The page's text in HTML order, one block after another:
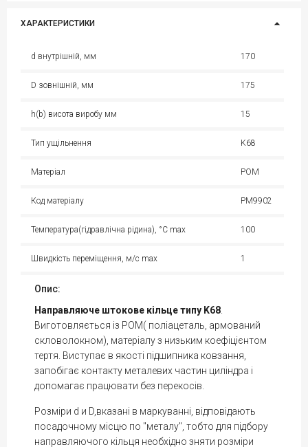
ХАРАКТЕРИСТИКИ
d внутрішній, мм 170
D зовнішній, мм 175
h(b) висота виробу мм 15
Тип ущільнення K68
Матеріал POM
Код матеріалу PM9902
Температура(гідравлічна рідина), °С max 100
Швидкість переміщення, м/с max 1
Опис:
Направляюче штокове кільце типу K68
Виготовляється із POM( поліацеталь, армований
скловолокном), матеріалу з низьким коефіцієнтом
тертя. Виступає в якості підшипника ковзання,
запобігає контакту металевих частин циліндра і
допомагає працювати без перекосів.
Розміри d и D,вказані в маркуванні, відповідають
посадочному місцю по "металу", тобто для підбору
направляючого кільця необхідно зняти розміри